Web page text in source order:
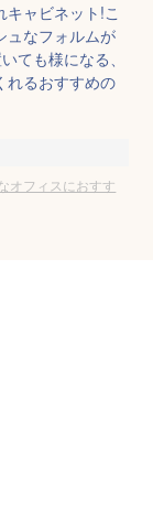
ャビネット!こ
ュなフォルムが
ても様になる、
れるおすすめの
オフィスにおすす